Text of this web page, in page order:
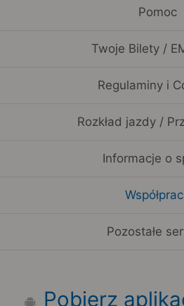
Pomoc
Twoje Bilety /
Regulaminy i
Rozkład jazdy /
Informacje o
Pozostałe
Pobierz